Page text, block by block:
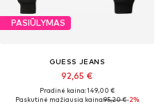
PASIŪLYMAS
GUESS JEANS
92,65 €
Pradinė kaina: 149,00 €
Paskutinė mažiausia kaina:95,20 €-2%